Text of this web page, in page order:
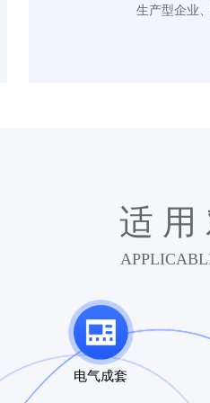
生产型企业
适 用
电气成套